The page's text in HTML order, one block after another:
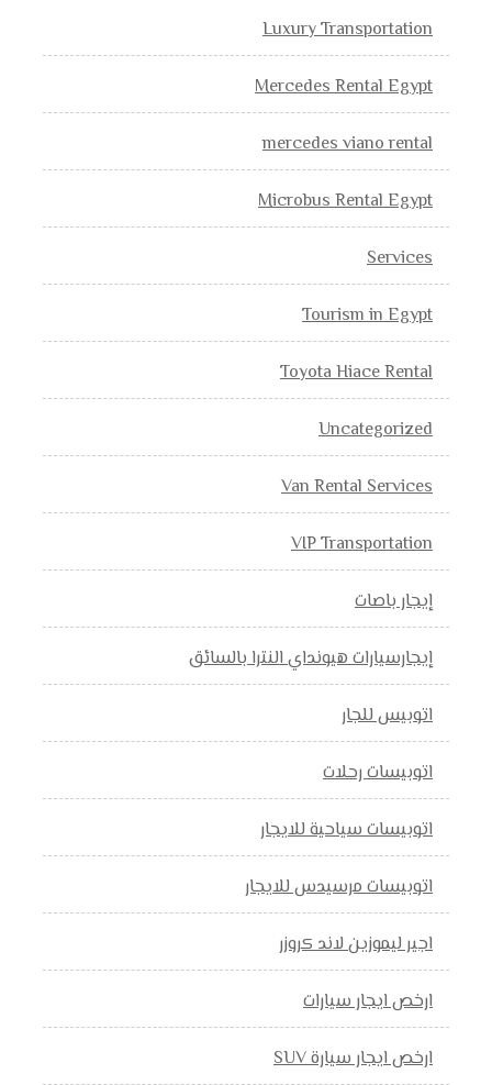
Luxury Transportation
Mercedes Rental Egypt
mercedes viano rental
Microbus Rental Egypt
Services
Tourism in Egypt
Toyota Hiace Rental
Uncategorized
Van Rental Services
VIP Transportation
إيجار باصات
إيجارسيارات هيونداي النترا بالسائق
اتوبيس للجار
اتوبيسات رحلات
اتوبيسات سياحية للايجار
اتوبيسات مرسيدس للايجار
اجير ليموزين لاند كروزر
ارخص ايجار سيارات
ارخص ايجار سيارة SUV